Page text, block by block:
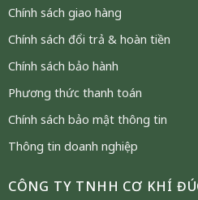
gốc của con người: sống
lòng thanh tịnh giữa đời sống
là gửi gắm một lời chúc: giữ
Vật phẩm thư pháp mang
Chính sách giao hàng
Chính sách đổi trả & hoàn tiền
Chính sách bảo hành
Phương thức thanh toán
Chính sách bảo mật thông tin
Thông tin doanh nghiệp
CÔNG TY TNHH CƠ KHÍ